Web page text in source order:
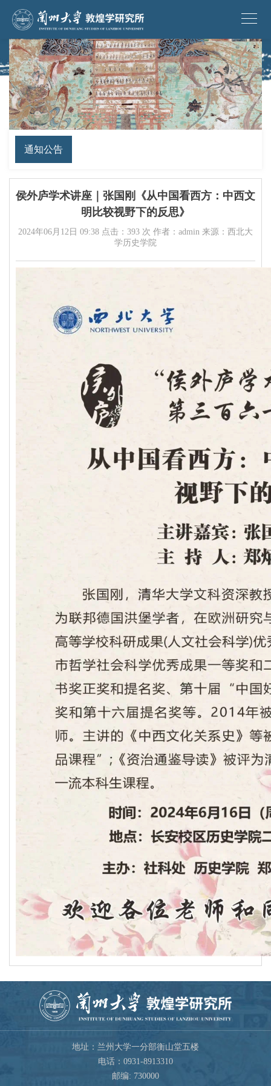
通知公告
侯外庐学术讲座｜张国刚《从中国看西方：中西文
明比较视野下的反思》
2024年06月12日 09:38 点击： 393 次 作者：admin 来源：西北大
学历史学院
地址：兰州大学一分部衡山堂五楼
电话：0931-8913310
邮编: 730000